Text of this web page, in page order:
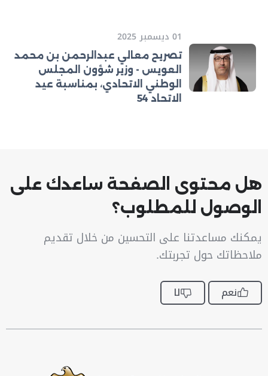
01 ديسمبر 2025
تصريح معالي عبدالرحمن بن محمد
العويس - وزير شؤون المجلس
الوطني الاتحادي، بمناسبة عيد
الاتحاد 54
هل محتوى الصفحة ساعدك على
الوصول للمطلوب؟
يمكنك مساعدتنا على التحسين من خلال تقديم
ملاحظاتك حول تجربتك.
نعم لا